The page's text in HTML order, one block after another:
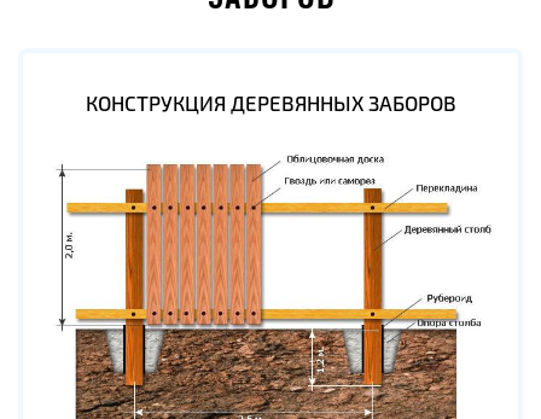
КОНСТРУКЦИЯ ДЕРЕВЯННЫХ ЗАБОРОВ